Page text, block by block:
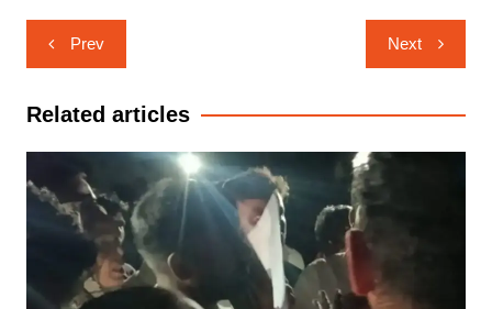
Post
navigation
Prev Next
Related articles